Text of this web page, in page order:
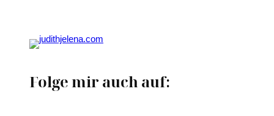
Folge mir auch auf: